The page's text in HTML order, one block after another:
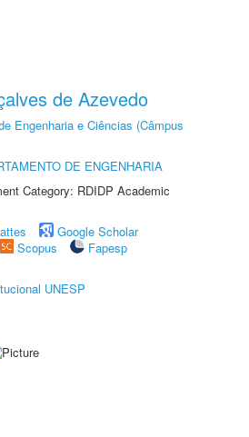
de Azevedo
Engenharia e Ciências (Câmpus
DE ENGENHARIA
Category: RDIDP Academic
Google Scholar
Scopus
Fapesp
UNESP